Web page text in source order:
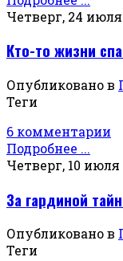
Четверг, 24 июля
Кто-то жизни
Опубликовано в
Теги
6 комментарии
Подробнее ...
Четверг, 10 июля
За гардиной
Опубликовано в
Теги